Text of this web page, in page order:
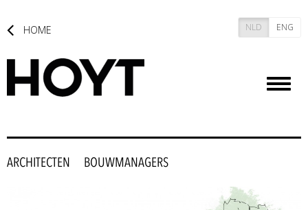
HOME NLD ENG
ARCHITECTEN BOUWMANAGERS